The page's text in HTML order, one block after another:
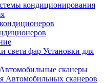
кондиционирования
Установки для
Автомобильные сканеры